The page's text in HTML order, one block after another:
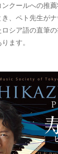
クールへの推
、ペト先生が
ロシア語の直筆
ます。